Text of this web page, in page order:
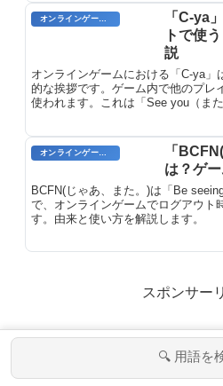
りします
ールと直
い層に人
オンラインゲームのプレイに関する用語
「C-ya
トで使
説
オンラインゲームにおける「C-ya」
的な挨拶です。ゲーム内で他のプレ
使われます。これは「See you（ま
「
は？ゲ
BCFN(じゃあ、また。)は「Be
で、オンラインゲームでログアウト
す。由来と使い方を解説します。
スポンサー
スポンサー
メニュー ホーム 検索
🔍 用語を